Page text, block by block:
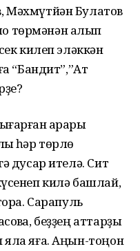
Мәхмүтйән Булатов
төрмәнән алып
килеп эләккән
“Бандит”,”Ат
ҡарары
һәр төрлө
дусар ителә. Сит
килә башлай,
Сарапуль
беҙҙең аттарҙы
яла яға. Аңын-тоңон